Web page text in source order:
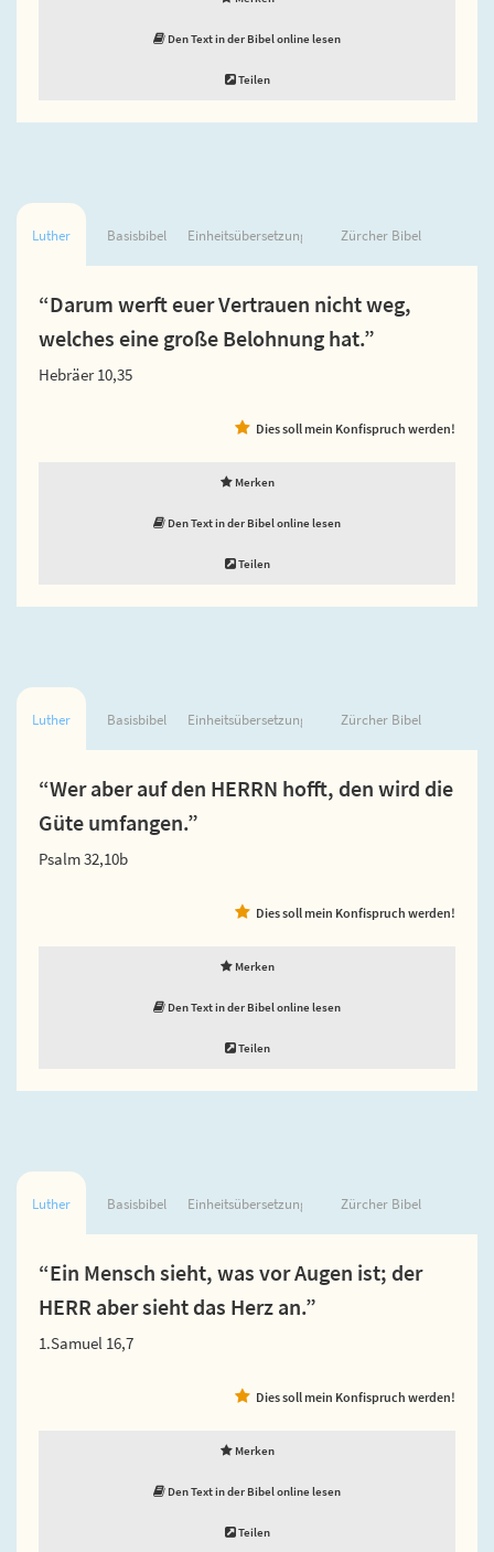
Den Text in der Bibel online lesen
Teilen
Luther Basisbibel Einheitsübersetzung Zürcher Bibel
“Darum werft euer Vertrauen nicht weg,
welches eine große Belohnung hat.”
Hebräer 10,35
Dies soll mein Konfispruch werden!
Merken
Den Text in der Bibel online lesen
Teilen
Luther Basisbibel Einheitsübersetzung Zürcher Bibel
“Wer aber auf den HERRN hofft, den wird die
Güte umfangen.”
Psalm 32,10b
Dies soll mein Konfispruch werden!
Merken
Den Text in der Bibel online lesen
Teilen
Luther Basisbibel Einheitsübersetzung Zürcher Bibel
“Ein Mensch sieht, was vor Augen ist; der
HERR aber sieht das Herz an.”
1.Samuel 16,7
Dies soll mein Konfispruch werden!
Merken
Den Text in der Bibel online lesen
Teilen